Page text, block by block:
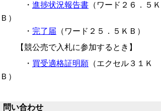
・ 進捗状況報告書 （ワード２６．５Ｋ
Ｂ）
・ 完了届 （ワード２５．５ＫＢ）
【競公売で入札に参加するとき】
・ 買受適格証明願 （エクセル３１Ｋ
Ｂ）
問い合わせ